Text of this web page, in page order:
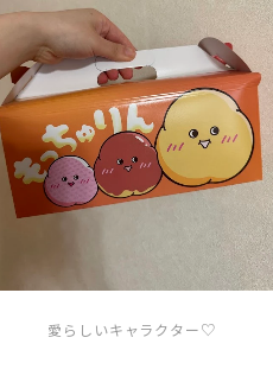
愛らしいキャラクター♡